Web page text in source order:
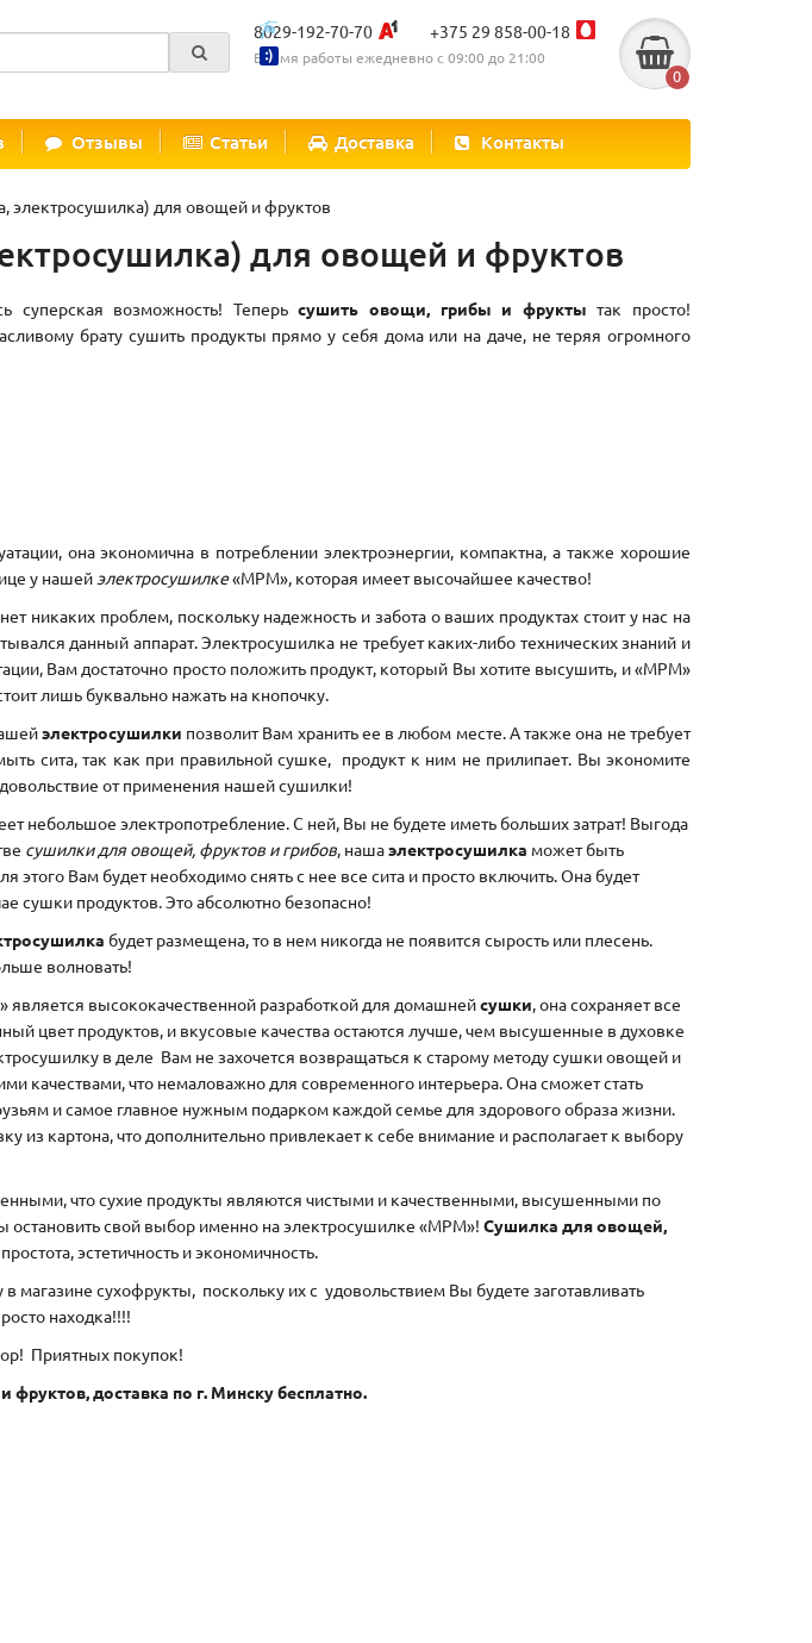
8029-192-70-70 +375 29 858-00-18
Время работы ежедневно с 09:00 до 21:00
0
Отзывы Статьи Доставка Контакты
электросушилка) для овощей и фруктов
для овощей и фруктов
суперская возможность! Теперьсушить овощи, грибы и фрукты так просто!
брату сушить продукты прямо у себя дома или на даче, не теряя огромного
она экономична в потреблении электроэнергии, компактна, а также хорошие
у нашей электросушилке«МРМ», которая имеет высочайшее качество!
никаких проблем, поскольку надежность и забота о ваших продуктах стоит у нас на
данный аппарат. Электросушилка не требует каких-либо технических знаний и
Вам достаточно просто положить продукт, который Вы хотите высушить, и «МРМ»
лишь буквально нажать на кнопочку.
электросушилки позволит Вам хранить ее в любом месте. А также она не требует
сита, так как при правильной сушке, продукт к ним не прилипает. Вы экономите
от применения нашей сушилки!
небольшое электропотребление. С ней, Вы не будете иметь больших затрат! Выгода
сушилки для овощей, фруктов и грибов, нашаэлектросушилка может быть
этого Вам будет необходимо снять с нее все сита и просто включить. Она будет
сушки продуктов. Это абсолютно безопасно!
будет размещена, то в нем никогда не появится сырость или плесень.
волновать!
высококачественной разработкой для домашнейсушки, она сохраняет все
цвет продуктов, и вкусовые качества остаются лучше, чем высушенные в духовке
в деле Вам не захочется возвращаться к старому методу сушки овощей и
качествами, что немаловажно для современного интерьера. Она сможет стать
и самое главное нужным подарком каждой семье для здорового образа жизни.
из картона, что дополнительно привлекает к себе внимание и располагает к выбору
что сухие продукты являются чистыми и качественными, высушенными по
свой выбор именно на электросушилке «МРМ»! Сушилка для овощей,
эстетичность и экономичность.
в магазине сухофрукты, поскольку их с удовольствием Вы будете заготавливать
находка!!!!
Приятных покупок!
доставка по г. Минску бесплатно.